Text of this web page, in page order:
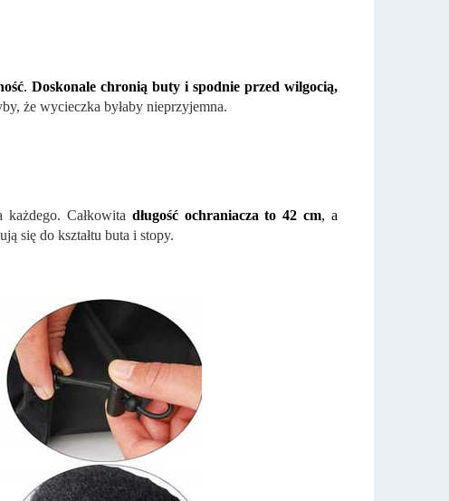
.Doskonale chronią buty i spodnie przed wilgocią,
że wycieczka byłaby nieprzyjemna.
każdego. Całkowita długość ochraniacza to 42 cm, a
się do kształtu buta i stopy.